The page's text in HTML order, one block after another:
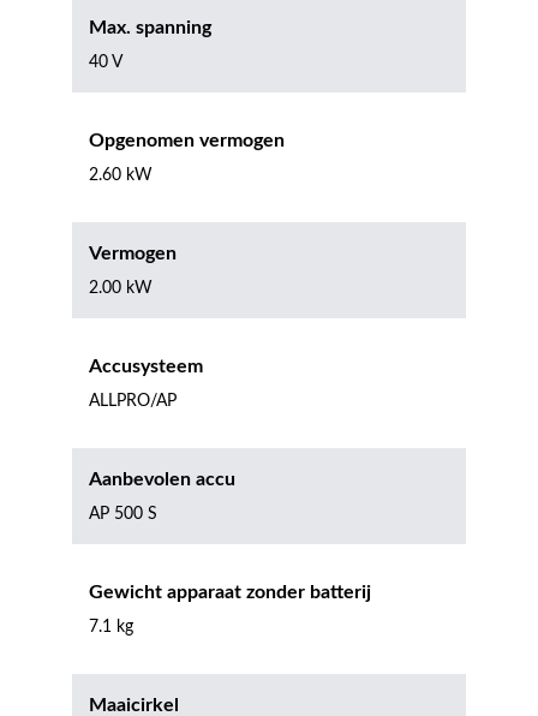
Max. spanning
40 V
Opgenomen vermogen
2.60 kW
Vermogen
2.00 kW
Accusysteem
ALLPRO/AP
Aanbevolen accu
AP 500 S
Gewicht apparaat zonder batterij
7.1 kg
Maaicirkel